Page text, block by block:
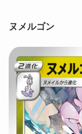
ヌメルゴン